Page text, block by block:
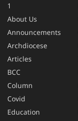
1
About Us
Announcements
Archdiocese
Articles
BCC
Column
Covid
Education